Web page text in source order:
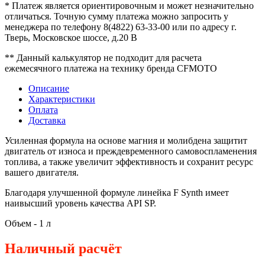
* Платеж является ориентировочным и может незначительно
отличаться. Точную сумму платежа можно запросить у
менеджера по телефону 8(4822) 63-33-00 или по адресу г.
Тверь, Московское шоссе, д.20 В
** Данный калькулятор не подходит для расчета
ежемесячного платежа на технику бренда CFMOTO
Описание
Характеристики
Оплата
Доставка
Усиленная формула на основе магния и молибдена защитит
двигатель от износа и преждевременного самовоспламенения
топлива, а также увеличит эффективность и сохранит ресурс
вашего двигателя.
Благодаря улучшенной формуле линейка F Synth имеет
наивысший уровень качества API SP.
Объем - 1 л
Наличный расчёт